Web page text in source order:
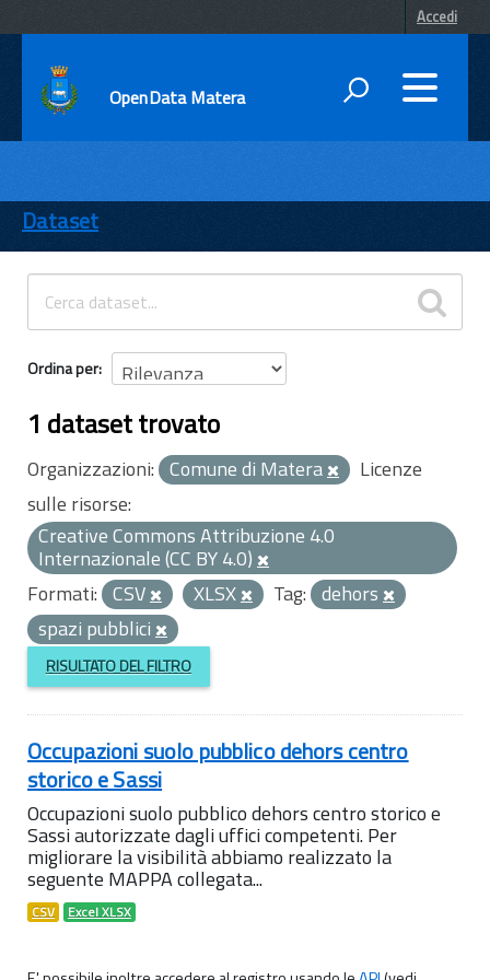
Accedi
OpenData Matera
ENTI
TEMI
INFORMAZIONI
Dataset
Ordina per
1 dataset trovato
Organizzazioni: Comune di Matera
Licenze
sulle risorse:
Creative Commons Attribuzione 4.0
Internazionale (CC BY 4.0)
Formati: CSV XLSX Tag: dehors
spazi pubblici
RISULTATO DEL FILTRO
Occupazioni suolo pubblico dehors centro
storico e Sassi
Occupazioni suolo pubblico dehors centro storico e
Sassi autorizzate dagli uffici competenti. Per
migliorare la visibilità abbiamo realizzato la
seguente MAPPA collegata...
CSV Excel XLSX